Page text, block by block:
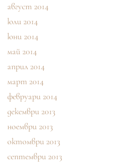
август 2014
юли 2014
юни 2014
май 2014
април 2014
март 2014
февруари 2014
декември 2013
ноември 2013
октомври 2013
септември 2013